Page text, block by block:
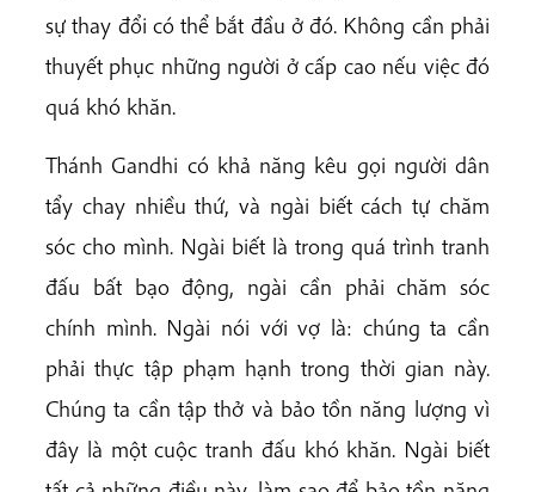
sự thay đổi có thể bắt đầu ở đó. Không cần phải
thuyết phục những người ở cấp cao nếu việc đó
quá khó khăn.
Thánh Gandhi có khả năng kêu gọi người dân
tẩy chay nhiều thứ, và ngài biết cách tự chăm
sóc cho mình. Ngài biết là trong quá trình tranh
đấu bất bạo động, ngài cần phải chăm sóc
chính mình. Ngài nói với vợ là: chúng ta cần
phải thực tập phạm hạnh trong thời gian này.
Chúng ta cần tập thở và bảo tồn năng lượng vì
đây là một cuộc tranh đấu khó khăn. Ngài biết